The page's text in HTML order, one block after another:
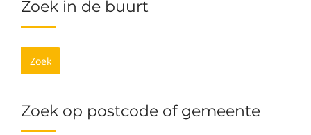
Zoek in de buurt
Zoek
Zoek op postcode of gemeente